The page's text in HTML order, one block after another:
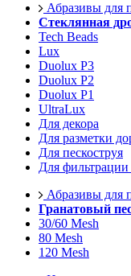
Абразивы для
Стеклянная
Tech Beads
Lux
Duolux P3
Duolux P2
Duolux P1
UltraLux
Для декора
Для разметки
Для пескоструя
Для
Абразивы для
Гранатовый
30/60 Mesh
80 Mesh
120 Mesh